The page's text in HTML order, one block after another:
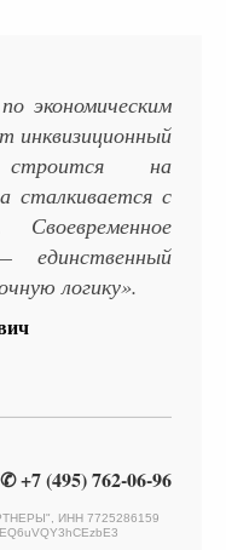
экономическим
инквизиционный
строится на
сталкивается с
Своевременное
единственный
логику».
✆ +7 (495) 762-06-96
ИНН 7725286159